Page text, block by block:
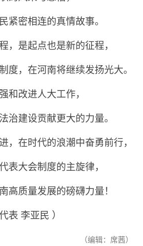
密相连的真情故事。
是起点也是新的征程，
，在河南将继续发扬光大。
改进人大工作，
建设贡献更大的力量。
在时代的浪潮中奋勇前行，
大会制度的主旋律，
质量发展的磅礴力量！
李亚民 ）
（编辑：席茜）